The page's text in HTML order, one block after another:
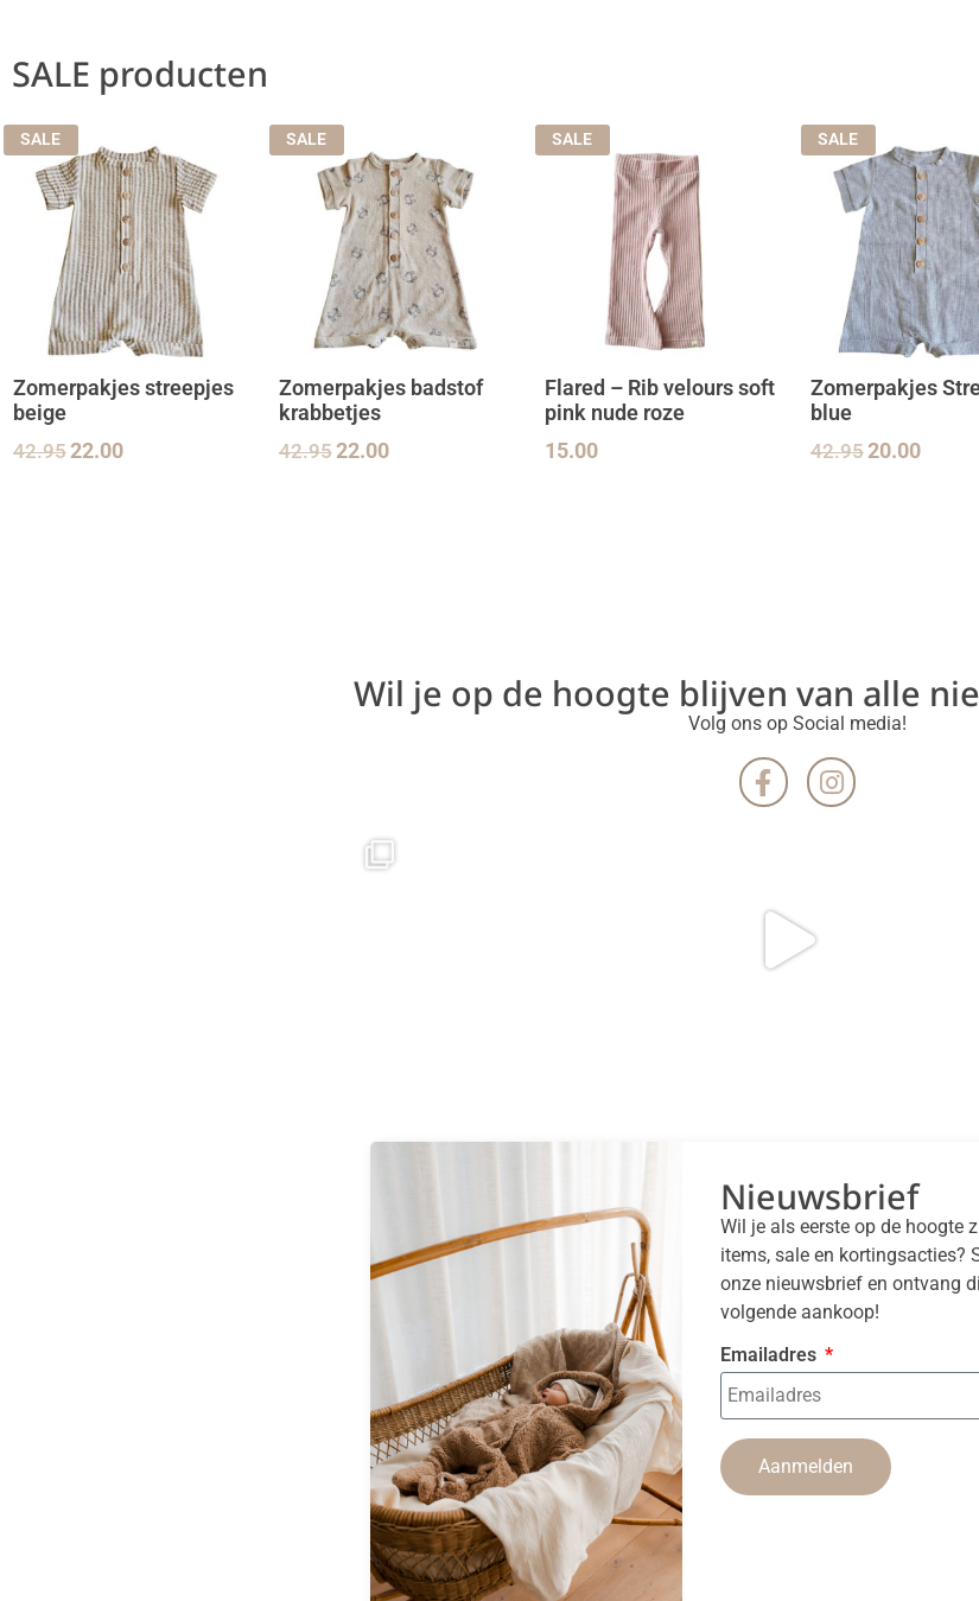
SALE producten
SALE
Zomerpakjes streepjes
beige
42.9522.00
SALE
Zomerpakjes badstof
krabbetjes
42.9522.00
SALE
Flared – Rib velours soft
pink nude roze
15.00
SALE
Zomerpakjes
blue
42.9520.00
Wil je op de hoogte blijven van alle
Volg ons op Social media!
Nieuwsbrief
Wil je als eerste op de hoogte
items, sale en kortingsacties?
onze nieuwsbrief en ontvang
volgende aankoop!
Emailadres
Aanmelden